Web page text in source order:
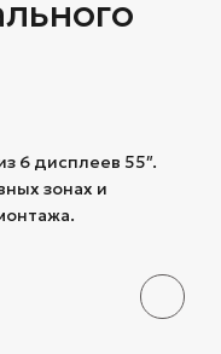
6 дисплеев 55″.
зонах и